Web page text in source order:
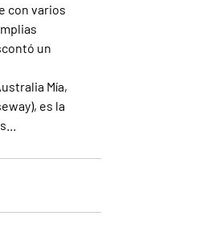
con varios
un
Mía,
es la